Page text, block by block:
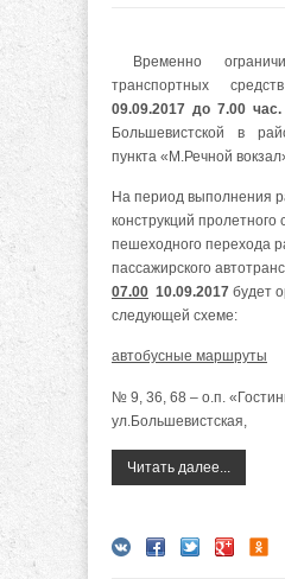
Временно
транспортных
09.09.2017 до 7.00 час.
Большевистской в
пункта «М.Речной
На период выполнения
конструкций пролетного
пешеходного перехода
пассажирского
07.00 10.09.2017 будет
следующей схеме:
автобусные маршруты
№ 9, 36, 68 – о.п.
ул.Большевистская,
Читать далее...